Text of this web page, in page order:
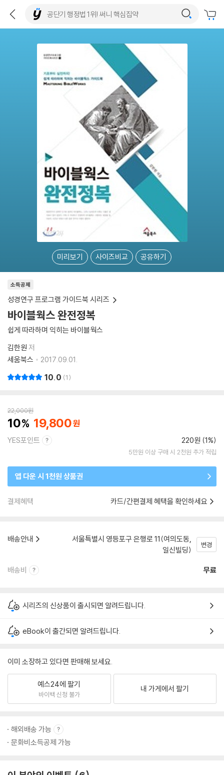
미리보기 사이즈비교 공유하기
소득공제
성경연구 프로그램 가이드북 시리즈
바이블웍스 완전정복
쉽게 따라하며 익히는 바이블웍스
김한원 저
세움북스
2017.09.01.
10.0 1
22,000원
10 19,800
YES포인트 220원 (1%)
5만원 이상 구매 시 2천원 추가 적립
앱 다운 시 1천원 상품권
결제혜택 카드/간편결제 혜택을 확인하세요
배송안내
서울특별시 영등포구 은행로 11(여의도동,
일신빌딩)
변경
배송비 무료
시리즈의 신상품이 출시되면 알려드립니다.
eBook이 출간되면 알려드립니다.
이미 소장하고 있다면 판매해 보세요.
예스24에 팔기
바이백 신청 불가
내 가게에서 팔기
해외배송 가능
문화비소득공제 가능